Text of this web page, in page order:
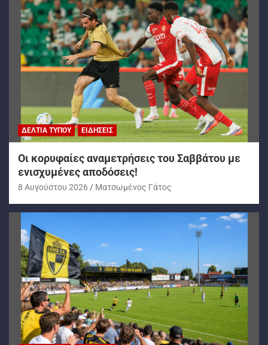
ΔΕΛΤΊΑ ΤΎΠΟΥ ΕΙΔΉΣΕΙΣ
Oι κορυφαίες αναμετρήσεις του Σαββάτου με
ενισχυμένες αποδόσεις!
8 Αυγούστου 2026 Ματσωμένος Γάτος